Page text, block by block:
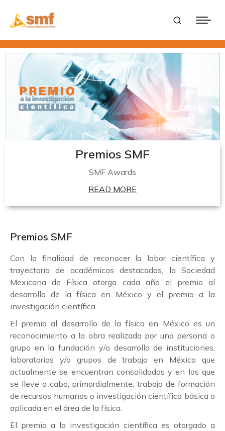
Premios SMF
SMF Awards
READ MORE
Premios SMF
Con la finalidad de reconocer la labor científica y
trayectoria de académicos destacados, la Sociedad
Mexicana de Física otorga cada año el premio al
desarrollo de la física en México y el premio a la
investigación científica.
El premio al desarrollo de la física en México es un
reconocimiento a la obra realizada por una persona o
grupo en la fundación y/o desarrollo de instituciones,
laboratorios y/o grupos de trabajo en México que
actualmente se encuentran consolidados y en los que
se lleve a cabo, primordialmente, trabajo de formación
de recursos humanos o investigación científica básica o
aplicada en el área de la física.
El premio a la investigación científica es otorgado a